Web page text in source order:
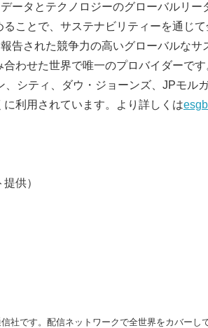
ータとテクノロジーのグローバルリー
ことで、サステナビリティーを通じ
告された競争力の高いグローバルなサ
わせた世界で唯一のプロバイダーで
シティ、ダウ・ジョーンズ、JPモル
利用されています。より詳しくは
供）
社です。配信ネットワークで全世界をカバーし